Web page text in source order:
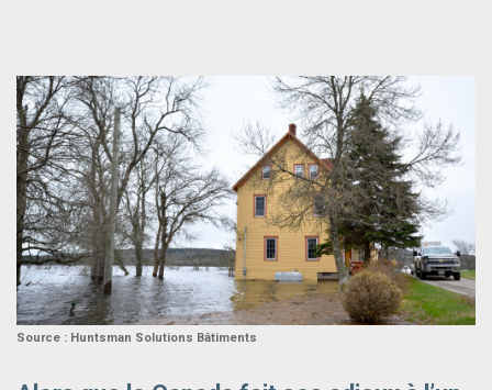
Source : Huntsman Solutions Bâtiments